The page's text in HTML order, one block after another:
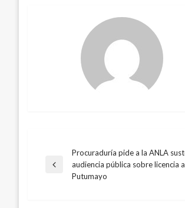
Navegación
Entrada
anterior
Procuraduría pide a la ANLA
audiencia pública sobre
Putumayo